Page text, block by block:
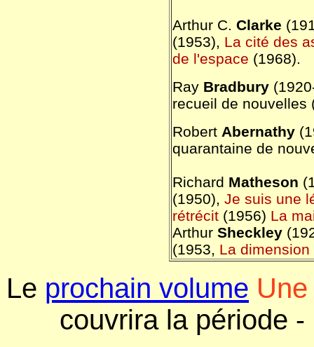
Arthur C. Clarke
(1953), La cité des
de l'espace (1968).
Ray Bradbury
recueil de nouvelles
Robert Abernathy
quarantaine de
Richard Matheson
(1950), Je suis une
rétrécit(1956) La
Arthur Sheckley
(1953, La
Le prochain volume
couvrira la période -